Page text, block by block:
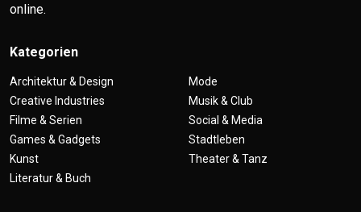
online.
Kategorien
Architektur & Design
Creative Industries
Filme & Serien
Games & Gadgets
Kunst
Literatur & Buch
Mode
Musik & Club
Social & Media
Stadtleben
Theater & Tanz